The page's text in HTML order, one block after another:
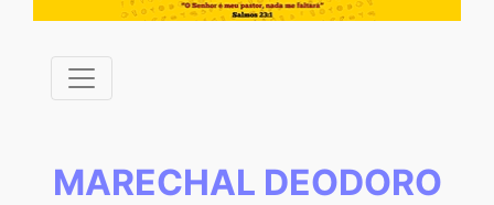
MARECHAL DEODORO